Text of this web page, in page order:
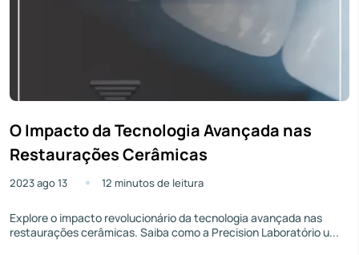
O Impacto da Tecnologia Avançada nas
Restaurações Cerâmicas
2023 ago 13 12 minutos de leitura
Explore o impacto revolucionário da tecnologia avançada nas
restaurações cerâmicas. Saiba como a Precision Laboratório u...